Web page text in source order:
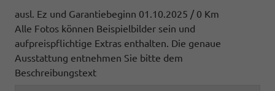
ausl. Ez und Garantiebeginn 01.10.2025 / 0 Km
Alle Fotos können Beispielbilder sein und
aufpreispflichtige Extras enthalten. Die genaue
Ausstattung entnehmen Sie bitte dem
Beschreibungstext